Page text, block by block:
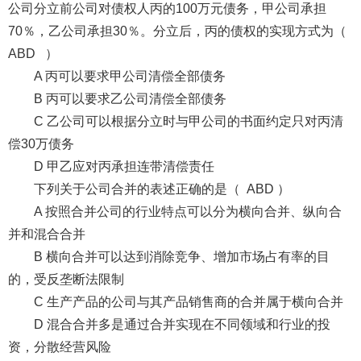
公司分立前公司对债权人丙的100万元债务，甲公司承担
70％，乙公司承担30％。分立后，丙的债权的实现方式为（
ABD ）
A 丙可以要求甲公司清偿全部债务
B 丙可以要求乙公司清偿全部债务
C 乙公司可以根据分立时与甲公司的书面约定只对丙清
偿30万债务
D 甲乙应对丙承担连带清偿责任
下列关于公司合并的表述正确的是（ ABD ）
A 按照合并公司的行业特点可以分为横向合并、纵向合
并和混合合并
B 横向合并可以达到消除竞争、增加市场占有率的目
的，受反垄断法限制
C 生产产品的公司与其产品销售商的合并属于横向合并
D 混合合并多是通过合并实现在不同领域和行业的投
资，分散经营风险